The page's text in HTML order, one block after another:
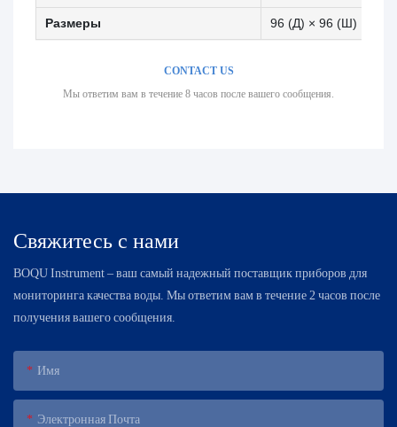
Размеры 96 (Д) × 96 (Ш) × 118
CONTACT US
Мы ответим вам в течение 8 часов после вашего сообщения.
Свяжитесь с нами
BOQU Instrument – ​​ваш самый надежный поставщик приборов для
мониторинга качества воды. Мы ответим вам в течение 2 часов после
получения вашего сообщения.
Имя
Электронная Почта